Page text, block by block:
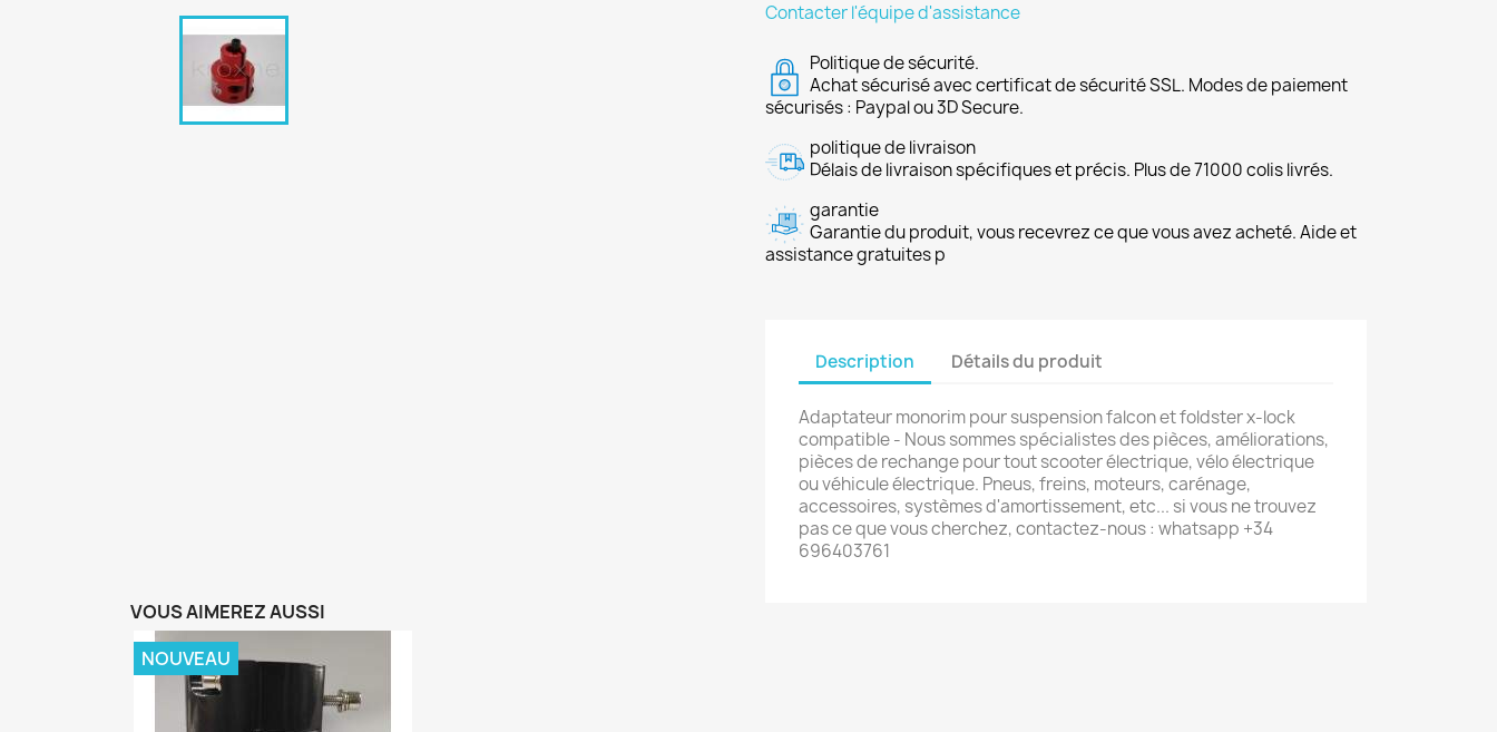
Contacter l'équipe d'assistance
Politique de sécurité.
Achat sécurisé avec certificat de sécurité SSL. Modes de paiement
sécurisés : Paypal ou 3D Secure.
politique de livraison
Délais de livraison spécifiques et précis. Plus de 71000 colis livrés.
garantie
Garantie du produit, vous recevrez ce que vous avez acheté. Aide et
assistance gratuites p
Description Détails du produit
Adaptateur monorim pour suspension falcon et foldster x-lock
compatible - Nous sommes spécialistes des pièces, améliorations,
pièces de rechange pour tout scooter électrique, vélo électrique
ou véhicule électrique. Pneus, freins, moteurs, carénage,
accessoires, systèmes d'amortissement, etc... si vous ne trouvez
pas ce que vous cherchez, contactez-nous : whatsapp +34
696403761
VOUS AIMEREZ AUSSI
NOUVEAU